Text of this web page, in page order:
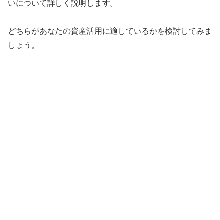
いについて詳しく説明します。
どちらがあなたの資産活用に適しているかを検討してみま
しょう。